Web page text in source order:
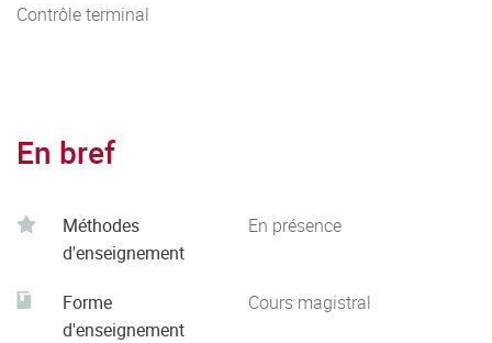
Contrôle terminal
En bref
Méthodes
d'enseignement
En présence
Forme
d'enseignement
Cours magistral